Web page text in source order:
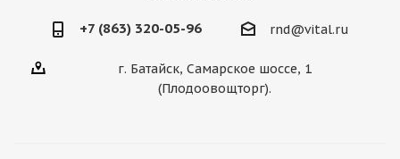
+7 (863) 320-05-96 rnd@vital.ru
г. Батайск, Самарское шоссе, 1
(Плодоовощторг).